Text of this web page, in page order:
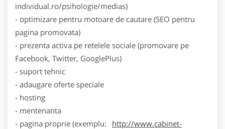
individual.ro/psihologie/medias)
- optimizare pentru motoare de cautare (SEO pentru
pagina promovata)
- prezenta activa pe retelele sociale (promovare pe
Facebook, Twitter, GooglePlus)
- suport tehnic
- adaugare oferte speciale
- hosting
- mentenanta
- pagina proprie (exemplu:
http://www.cabinet-